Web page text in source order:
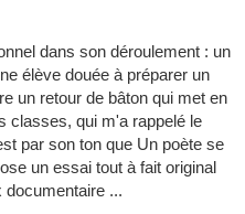
dans son déroulement : un
élève douée à préparer un
un retour de bâton qui met en
classes, qui m'a rappelé le
par son ton que Un poète se
un essai tout à fait original
documentaire ...